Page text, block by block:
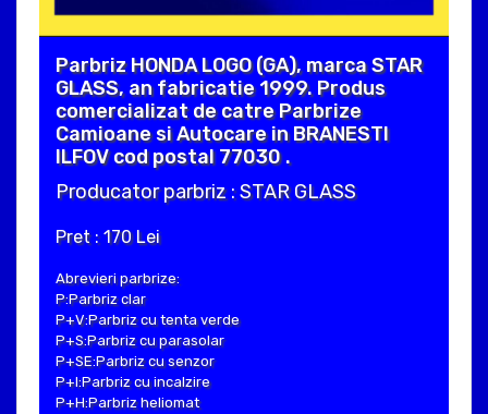
Parbriz HONDA LOGO (GA), marca STAR
GLASS, an fabricatie 1999. Produs
comercializat de catre Parbrize
Camioane si Autocare in BRANESTI
ILFOV cod postal 77030 .
Producator parbriz : STAR GLASS
Pret : 170 Lei
Abrevieri parbrize:
P:Parbriz clar
P+V:Parbriz cu tenta verde
P+S:Parbriz cu parasolar
P+SE:Parbriz cu senzor
P+I:Parbriz cu incalzire
P+H:Parbriz heliomat